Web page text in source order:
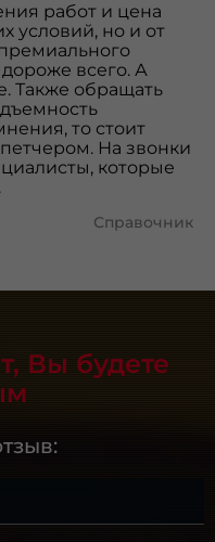
работ и цена
условий, но и от
всего. А
Также обращать
то стоит
На звонки
которые
Справочник
Вы будете